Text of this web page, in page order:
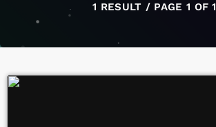
1 RESULT / PAGE 1 OF 1